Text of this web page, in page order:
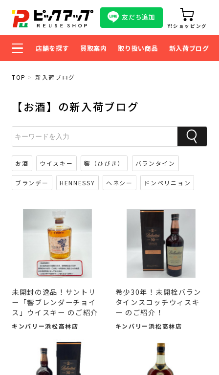
友だち追加
Y!ショッピング
店舗を探す 買取案内 取り扱い商品 新入荷ブログ
TOP 新入荷ブログ
【お酒】の新入荷ブログ
お酒 ウイスキー 響（ひびき） バランタイン
ブランデー HENNESSY ヘネシー ドンペリニョン
未開封の逸品！サントリ
ー「響ブレンダーチョイ
ス」ウイスキー のご紹介
キンバリー浜松高林店
希少30年！未開栓バラン
タインスコッチウィスキ
ー のご紹介！
キンバリー浜松高林店